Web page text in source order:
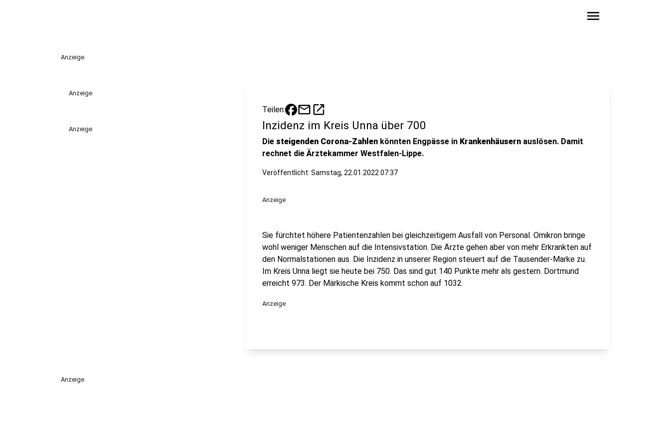
menu
Anzeige
Anzeige
Anzeige
Teilen: mailopen_in_new
Inzidenz im Kreis Unna über 700
Die steigenden Corona-Zahlen könnten Engpässe in Krankenhäusern auslösen. Damit
rechnet die Ärztekammer Westfalen-Lippe.
Veröffentlicht: Samstag, 22.01.2022 07:37
Anzeige
Sie fürchtet höhere Patientenzahlen bei gleichzeitigem Ausfall von Personal. Omikron bringe
wohl weniger Menschen auf die Intensivstation. Die Ärzte gehen aber von mehr Erkrankten auf
den Normalstationen aus. Die Inzidenz in unserer Region steuert auf die Tausender-Marke zu.
Im Kreis Unna liegt sie heute bei 750. Das sind gut 140 Punkte mehr als gestern. Dortmund
erreicht 973. Der Märkische Kreis kommt schon auf 1032.
Anzeige
Anzeige